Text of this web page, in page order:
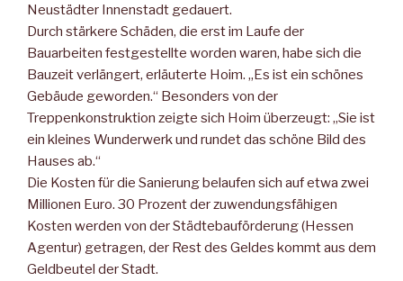
Neustädter Innenstadt gedauert.
Durch stärkere Schäden, die erst im Laufe der
Bauarbeiten festgestellte worden waren, habe sich die
Bauzeit verlängert, erläuterte Hoim. „Es ist ein schönes
Gebäude geworden.“ Besonders von der
Treppenkonstruktion zeigte sich Hoim überzeugt: „Sie ist
ein kleines Wunderwerk und rundet das schöne Bild des
Hauses ab.“
Die Kosten für die Sanierung belaufen sich auf etwa zwei
Millionen Euro. 30 Prozent der zuwendungsfähigen
Kosten werden von der Städtebauförderung (Hessen
Agentur) getragen, der Rest des Geldes kommt aus dem
Geldbeutel der Stadt.